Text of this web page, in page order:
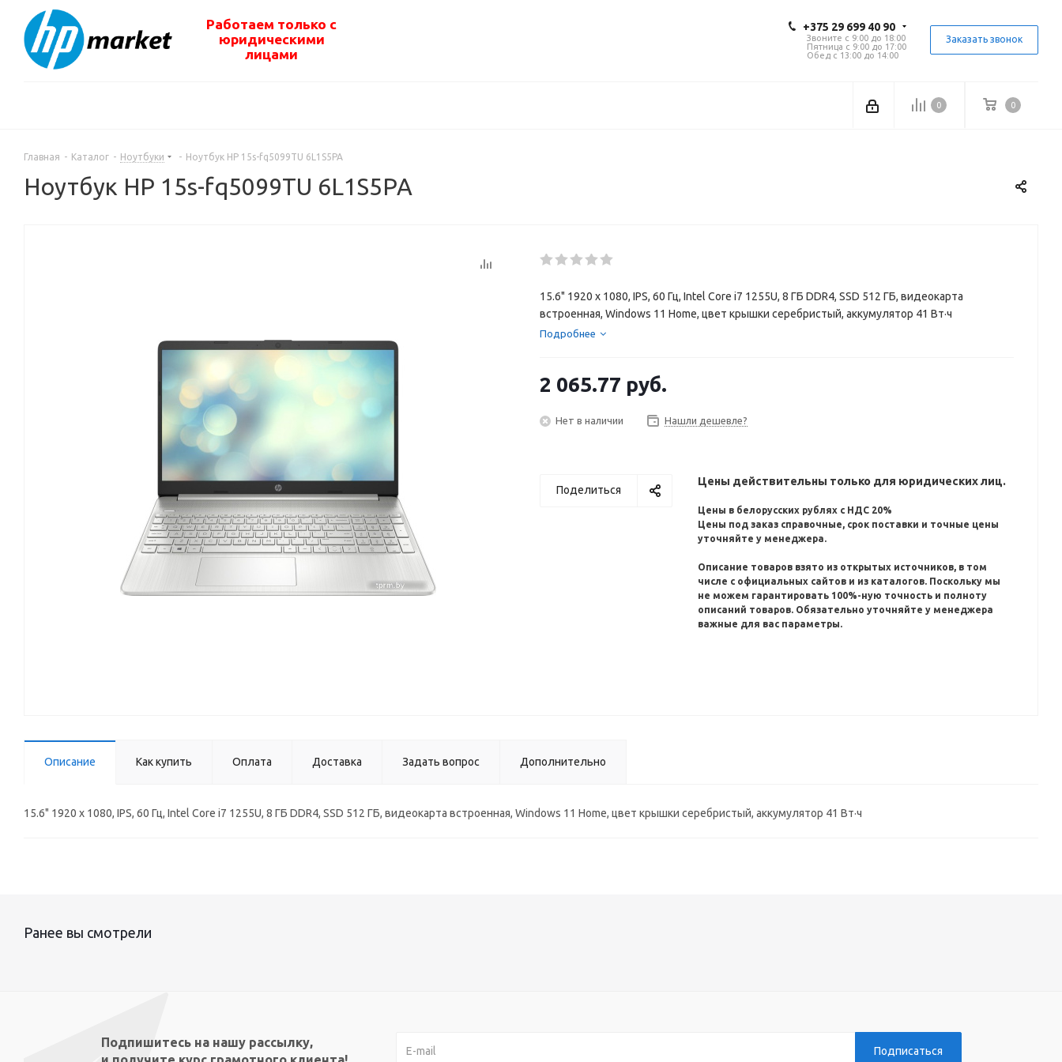
Работаем только с
юридическими
лицами
+375 29 699 40 90
Звоните с 9:00 до 18:00
Пятница с 9:00 до 17:00
Обед с 13:00 до 14:00
Заказать звонок
0 0
Главная - Каталог - Ноутбуки - Ноутбук HP 15s-fq5099TU 6L1S5PA
Ноутбук HP 15s-fq5099TU 6L1S5PA
15.6" 1920 x 1080, IPS, 60 Гц, Intel Core i7 1255U, 8 ГБ DDR4, SSD 512 ГБ, видеокарта
встроенная, Windows 11 Home, цвет крышки серебристый, аккумулятор 41 Вт·ч
Подробнее
2 065.77 руб.
Нет в наличии Нашли дешевле?
Поделиться
Цены действительны только для юридических лиц.
Цены в белорусских рублях с НДС 20%
Цены под заказ справочные, срок поставки и точные цены
уточняйте у менеджера.
Описание товаров взято из открытых источников, в том
числе с официальных сайтов и из каталогов. Поскольку мы
не можем гарантировать 100%-ную точность и полноту
описаний товаров. Обязательно уточняйте у менеджера
важные для вас параметры.
Описание Как купить Оплата Доставка Задать вопрос Дополнительно
15.6" 1920 x 1080, IPS, 60 Гц, Intel Core i7 1255U, 8 ГБ DDR4, SSD 512 ГБ, видеокарта встроенная, Windows 11 Home, цвет крышки серебристый, аккумулятор 41 Вт·ч
Ранее вы смотрели
Подпишитесь на нашу рассылку,